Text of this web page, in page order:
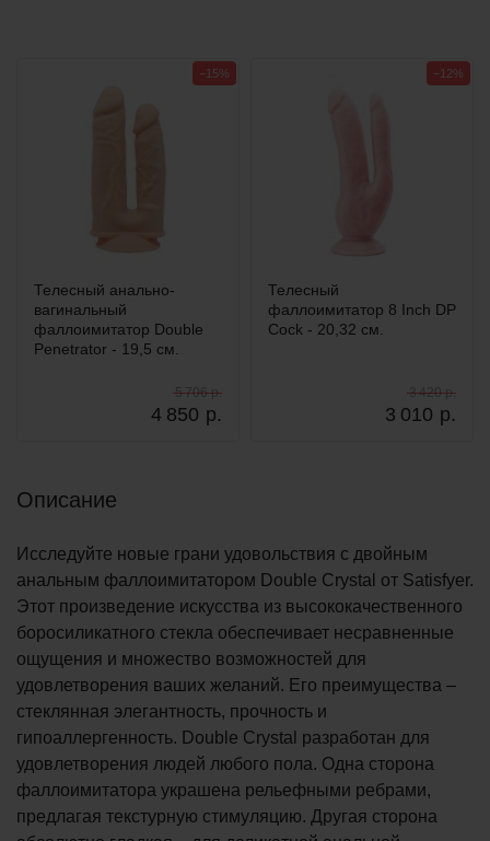
Телесный анально-
вагинальный
фаллоимитатор Double
Penetrator - 19,5 см.
4 850 р.
5 706 р.
−15%
Телесный
фаллоимитатор 8 Inch DP
Cock - 20,32 см.
3 010 р.
3 420 р.
−12%
Описание
Исследуйте новые грани удовольствия с двойным
анальным фаллоимитатором Double Crystal от Satisfyer.
Этот произведение искусства из высококачественного
боросиликатного стекла обеспечивает несравненные
ощущения и множество возможностей для
удовлетворения ваших желаний. Его преимущества –
стеклянная элегантность, прочность и
гипоаллергенность. Double Crystal разработан для
удовлетворения людей любого пола. Одна сторона
фаллоимитатора украшена рельефными ребрами,
предлагая текстурную стимуляцию. Другая сторона